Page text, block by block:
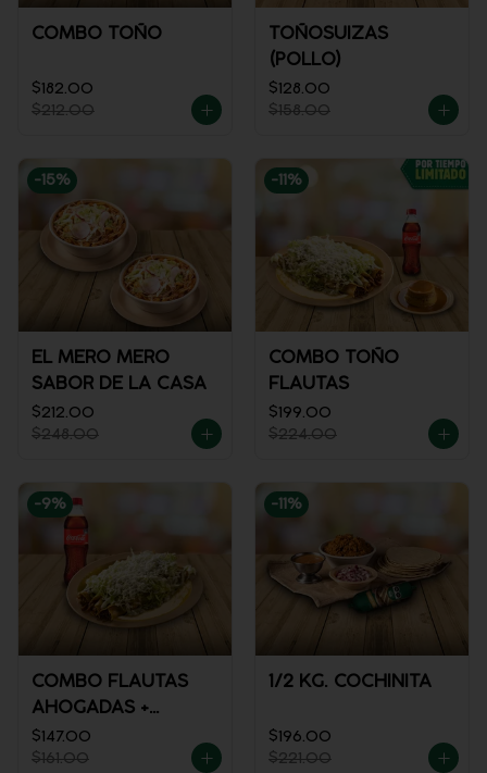
COMBO TOÑO
$182.00
$212.00
TOÑOSUIZAS
(POLLO)
$128.00
$158.00
-15%
EL MERO MERO
SABOR DE LA CASA
$212.00
$248.00
-11 %
COMBO TOÑO
FLAUTAS
$199.00
$224.00
-9%
COMBO FLAUTAS
AHOGADAS +
REFRESCO
$147.00
$161.00
-11 %
1/2 KG. COCHINITA
$196.00
$221.00